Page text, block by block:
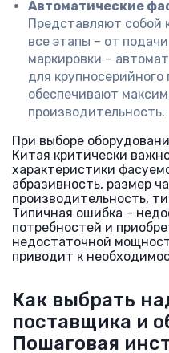
Автоматические
Представляют собой
все этапы – от
маркировки –
для
обеспечивают
производительность.
При выборе
Китая критически
характеристики
абразивность, размер
производительность,
Типичная ошибка –
потребностей и
недостаточной
приводит к
Как выбрать
поставщика и
Пошаговая